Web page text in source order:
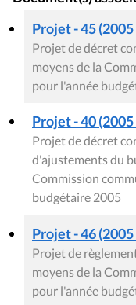
Projet - 45 (2005
Projet de décret
moyens de la
pour l'année
Projet - 40 (2005
Projet de décret
d'ajustements du
Commission
budgétaire 2005
Projet - 46 (2005
Projet de
moyens de la
pour l'année